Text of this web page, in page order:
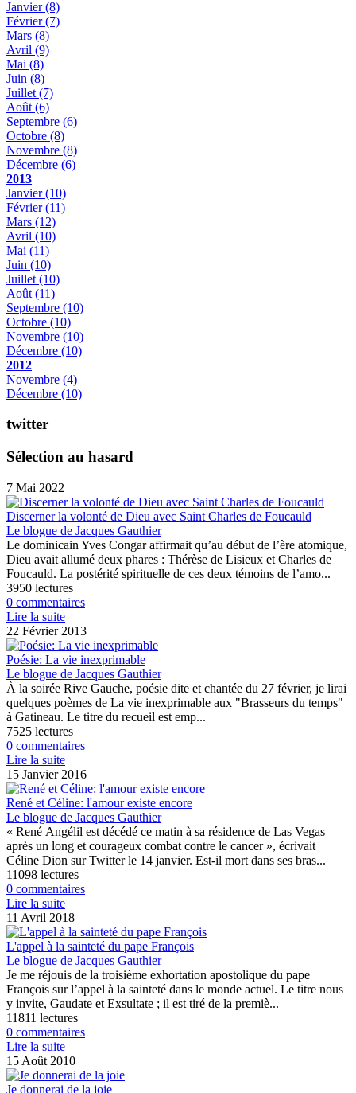
Janvier(8)
Février(7)
Mars (8)
Avril (9)
Mai (8)
Juin (8)
Juillet (7)
Août (6)
Septembre (6)
Octobre (8)
Novembre (8)
Décembre (6)
2013
Janvier(10)
Février(11)
Mars (12)
Avril (10)
Mai (11)
Juin (10)
Juillet (10)
Août (11)
Septembre (10)
Octobre (10)
Novembre (10)
Décembre (10)
2012
Novembre (4)
Décembre (10)
twitter
Sélection au hasard
7 Mai 2022
Discerner la volonté de Dieu avec Saint Charles de Foucauld
Le blogue de Jacques Gauthier
Le dominicain Yves Congar affirmait qu’au début de l’ère atomique,
Dieu avait allumé deux phares : Thérèse de Lisieux et Charles de
Foucauld. La postérité spirituelle de ces deux témoins de l’amo...
3950 lectures
0 commentaires
Lire la suite
22 Février 2013
Poésie: La vie inexprimable
Le blogue de Jacques Gauthier
À la soirée Rive Gauche, poésie dite et chantée du 27 février, je lirai
quelques poèmes de La vie inexprimable aux "Brasseurs du temps"
à Gatineau. Le titre du recueil est emp...
7525 lectures
0 commentaires
Lire la suite
15 Janvier 2016
René et Céline: l'amour existe encore
Le blogue de Jacques Gauthier
« René Angélil est décédé ce matin à sa résidence de Las Vegas
après un long et courageux combat contre le cancer », écrivait
Céline Dion sur Twitter le 14 janvier. Est-il mort dans ses bras...
11098 lectures
0 commentaires
Lire la suite
11 Avril 2018
L'appel à la sainteté du pape François
Le blogue de Jacques Gauthier
Je me réjouis de la troisième exhortation apostolique du pape
François sur l’appel à la sainteté dans le monde actuel. Le titre nous
y invite, Gaudate et Exsultate ; il est tiré de la premiè...
11811 lectures
0 commentaires
Lire la suite
15 Août 2010
Je donnerai de la joie